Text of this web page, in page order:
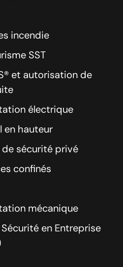
incendie
SST
et autorisation de
électrique
en hauteur
sécurité privé
confinés
mécanique
en Entreprise